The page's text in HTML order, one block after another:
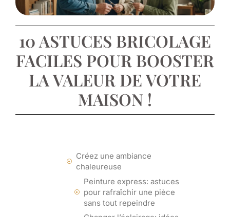
10 ASTUCES BRICOLAGE
FACILES POUR BOOSTER
LA VALEUR DE VOTRE
MAISON !
Créez une ambiance
chaleureuse
Peinture express: astuces
pour rafraîchir une pièce
sans tout repeindre